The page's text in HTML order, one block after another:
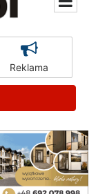
Reklama